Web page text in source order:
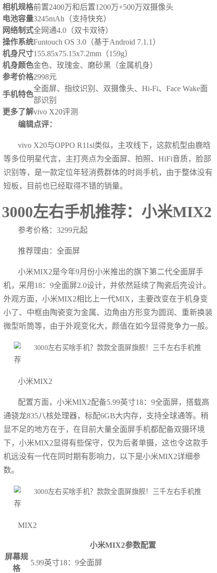
相机规格前置2400万和后置1200万+500万双摄像头
电池容量3245mAh（支持快充）
网络制式全网通4.0（双卡双待）
操作系统Funtouch OS 3.0（基于Android 7.1.1）
机身尺寸155.85x75.15x7.2mm（159g）
机身颜色金色、玫瑰金、磨砂黑（金属机身）
参考价格2998元
手机特色
全面屏、指纹识别、双摄像头、Hi-Fi、Face Wake面
部识别
更多了解vivo X20评测
编辑点评：
vivo X20与OPPO R11sl类似，主攻线下，这款机型由鹿晗
等多位明星代言，主打亮点为全面屏、拍照、HiFi音质，脸部
识别等，是一款定位年轻消费群体的时尚手机，由于整体没有
短板，目前也已经取得不错的销量。
3000左右手机推荐：小米MIX2
参考价格：3299元起
推荐理由：全面屏
小米MIX2是今年9月份小米推出的旗下第二代全面屏手
机，采用18：9全面屏2.0设计，并依然延续了陶瓷后壳设计。
外观方面，小米MIX2相比上一代MIX，主要改变在于机身变
小了、中框由陶瓷变为金属、边角由方形变为圆润、重新换装
微型听筒等，由于外观变化大，颜值在如今显得竞争力一般。
小米MIX2
配置方面，小米MIX2配备5.99英寸18：9全面屏，搭载高
通骁龙835八核处理器，标配6GB大内存，支持全球通等。稍
显不足的地方在于，在目前大量全面屏手机都配备双摄环境
下，小米MIX2显得有些保守，仅为后者单摄，这也令这款手
机远没有一代在同时期有影响力，以下是小米MIX2详细参
数。
MIX2
小米MIX2参数配置
屏幕规
格
5.99英寸18：9全面屏